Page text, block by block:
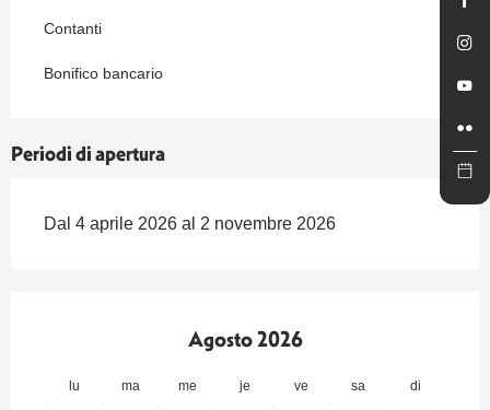
Contanti
Bonifico bancario
Periodi di apertura
Dal 4 aprile 2026 al 2 novembre 2026
Agosto 2026
lu ma me je ve sa di